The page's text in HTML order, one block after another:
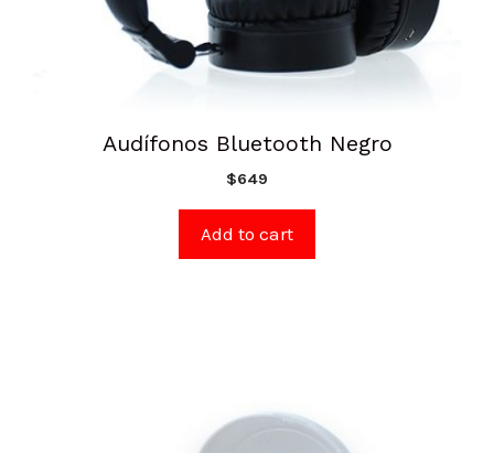
Audífonos Bluetooth Negro
$649
Add to cart